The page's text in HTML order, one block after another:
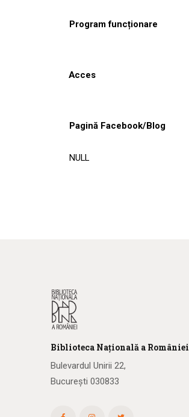
Program funcționare
Acces
Pagină Facebook/Blog
NULL
Biblioteca Națională a României
Bulevardul Unirii 22,
București 030833